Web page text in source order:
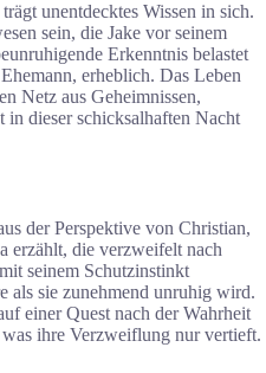
unentdecktes Wissen in sich.
sein, die Jake vor seinem
Erkenntnis belastet
erheblich. Das Leben
Netz aus Geheimnissen,
in dieser schicksalhaften Nacht
der Perspektive von Christian,
erzählt, die verzweifelt nach
seinem Schutzinstinkt
als sie zunehmend unruhig wird.
einer Quest nach der Wahrheit
ihre Verzweiflung nur vertieft.